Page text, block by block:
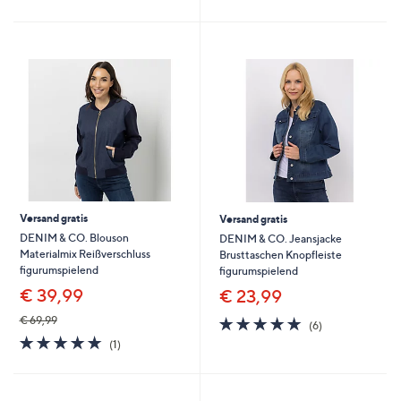
Versand gratis
DENIM & CO. Blouson
Materialmix Reißverschluss
figurumspielend
€ 39,99
€ 69,99
5.0
von
(1)1
Versand gratis
DENIM & CO. Jeansjacke
Brusttaschen Knopfleiste
figurumspielend
€ 23,99
5.0
von
(6)